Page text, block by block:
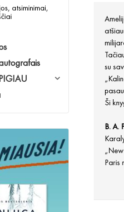
atsiminimai,
su
Ši
B. A.
Paris